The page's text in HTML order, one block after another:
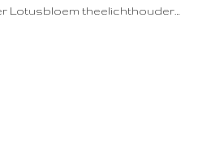
Lotusbloem theelichthouder…